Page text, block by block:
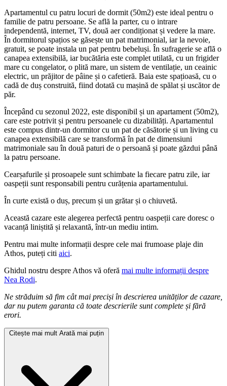
Apartamentul cu patru locuri de dormit (50m2) este ideal pentru o
familie de patru persoane. Se află la parter, cu o intrare
independentă, internet, TV, două aer condiționat și vedere la mare.
În dormitorul spațios se găsește un pat matrimonial, iar la nevoie,
gratuit, se poate instala un pat pentru bebeluși. În sufragerie se află o
canapea extensibilă, iar bucătăria este complet utilată, cu un frigider
mare cu congelator, o plită mare, un sistem de ventilație, un ceainic
electric, un prăjitor de pâine și o cafetieră. Baia este spațioasă, cu o
cadă de duș construită, fiind dotată cu mașină de spălat și uscător de
păr.
Începând cu sezonul 2022, este disponibil și un apartament (50m2),
care este potrivit și pentru persoanele cu dizabilități. Apartamentul
este compus dintr-un dormitor cu un pat de căsătorie și un living cu
canapea extensibilă care se transformă în pat de dimensiuni
matrimoniale sau în două paturi de o persoană și poate găzdui până
la patru persoane.
Cearșafurile și prosoapele sunt schimbate la fiecare patru zile, iar
oaspeții sunt responsabili pentru curățenia apartamentului.
În curte există o duș, precum și un grătar și o chiuvetă.
Această cazare este alegerea perfectă pentru oaspeții care doresc o
vacanță liniștită și relaxantă, într-un mediu intim.
Pentru mai multe informații despre cele mai frumoase plaje din
Athos, puteți citi aici.
Ghidul nostru despre Athos vă oferă mai multe informații despre
Nea Rodi.
Ne străduim să fim cât mai preciși în descrierea unităților de cazare,
dar nu putem garanta că toate descrierile sunt complete și fără
erori.
Citește mai mult Arată mai puțin